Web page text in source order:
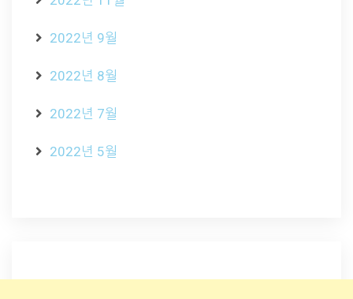
2022년 9월
2022년 8월
2022년 7월
2022년 5월